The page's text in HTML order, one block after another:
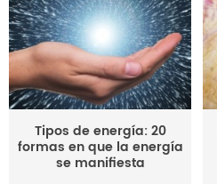
Tipos de energía: 20
formas en que la energía
se manifiesta